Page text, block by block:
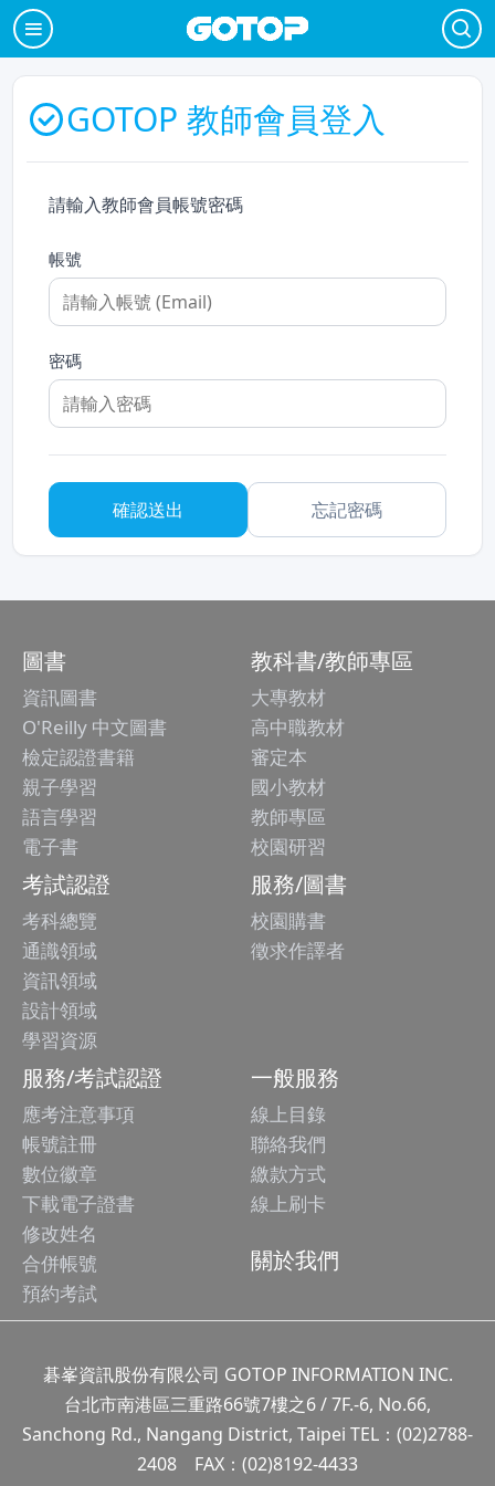
GOTOP 教師會員登入
請輸入教師會員帳號密碼
帳號
密碼
忘記密碼
圖書
資訊圖書
O'Reilly 中文圖書
檢定認證書籍
親子學習
語言學習
電子書
教科書/教師專區
大專教材
高中職教材
審定本
國小教材
教師專區
校園研習
考試認證
考科總覽
通識領域
資訊領域
設計領域
學習資源
服務/圖書
校園購書
徵求作譯者
服務/考試認證
應考注意事項
帳號註冊
數位徽章
下載電子證書
修改姓名
合併帳號
預約考試
一般服務
線上目錄
聯絡我們
繳款方式
線上刷卡
關於我們
碁峯資訊股份有限公司 GOTOP INFORMATION INC.
台北市南港區三重路66號7樓之6 / 7F.-6, No.66,
Sanchong Rd., Nangang District, Taipei TEL：(02)2788-
2408 FAX：(02)8192-4433